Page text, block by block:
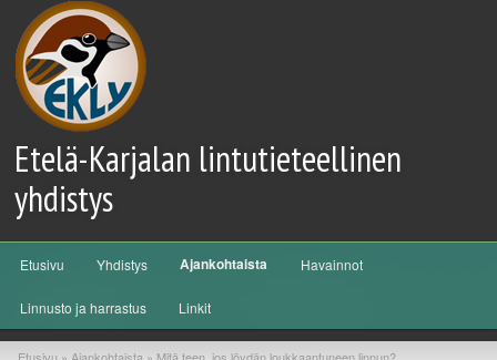
Etelä-Karjalan lintutieteellinen
yhdistys
Siirry sisältöön
Siirry toissijaiseen sisältöön
Etusivu Yhdistys Ajankohtaista Havainnot
Linnusto ja harrastus Linkit